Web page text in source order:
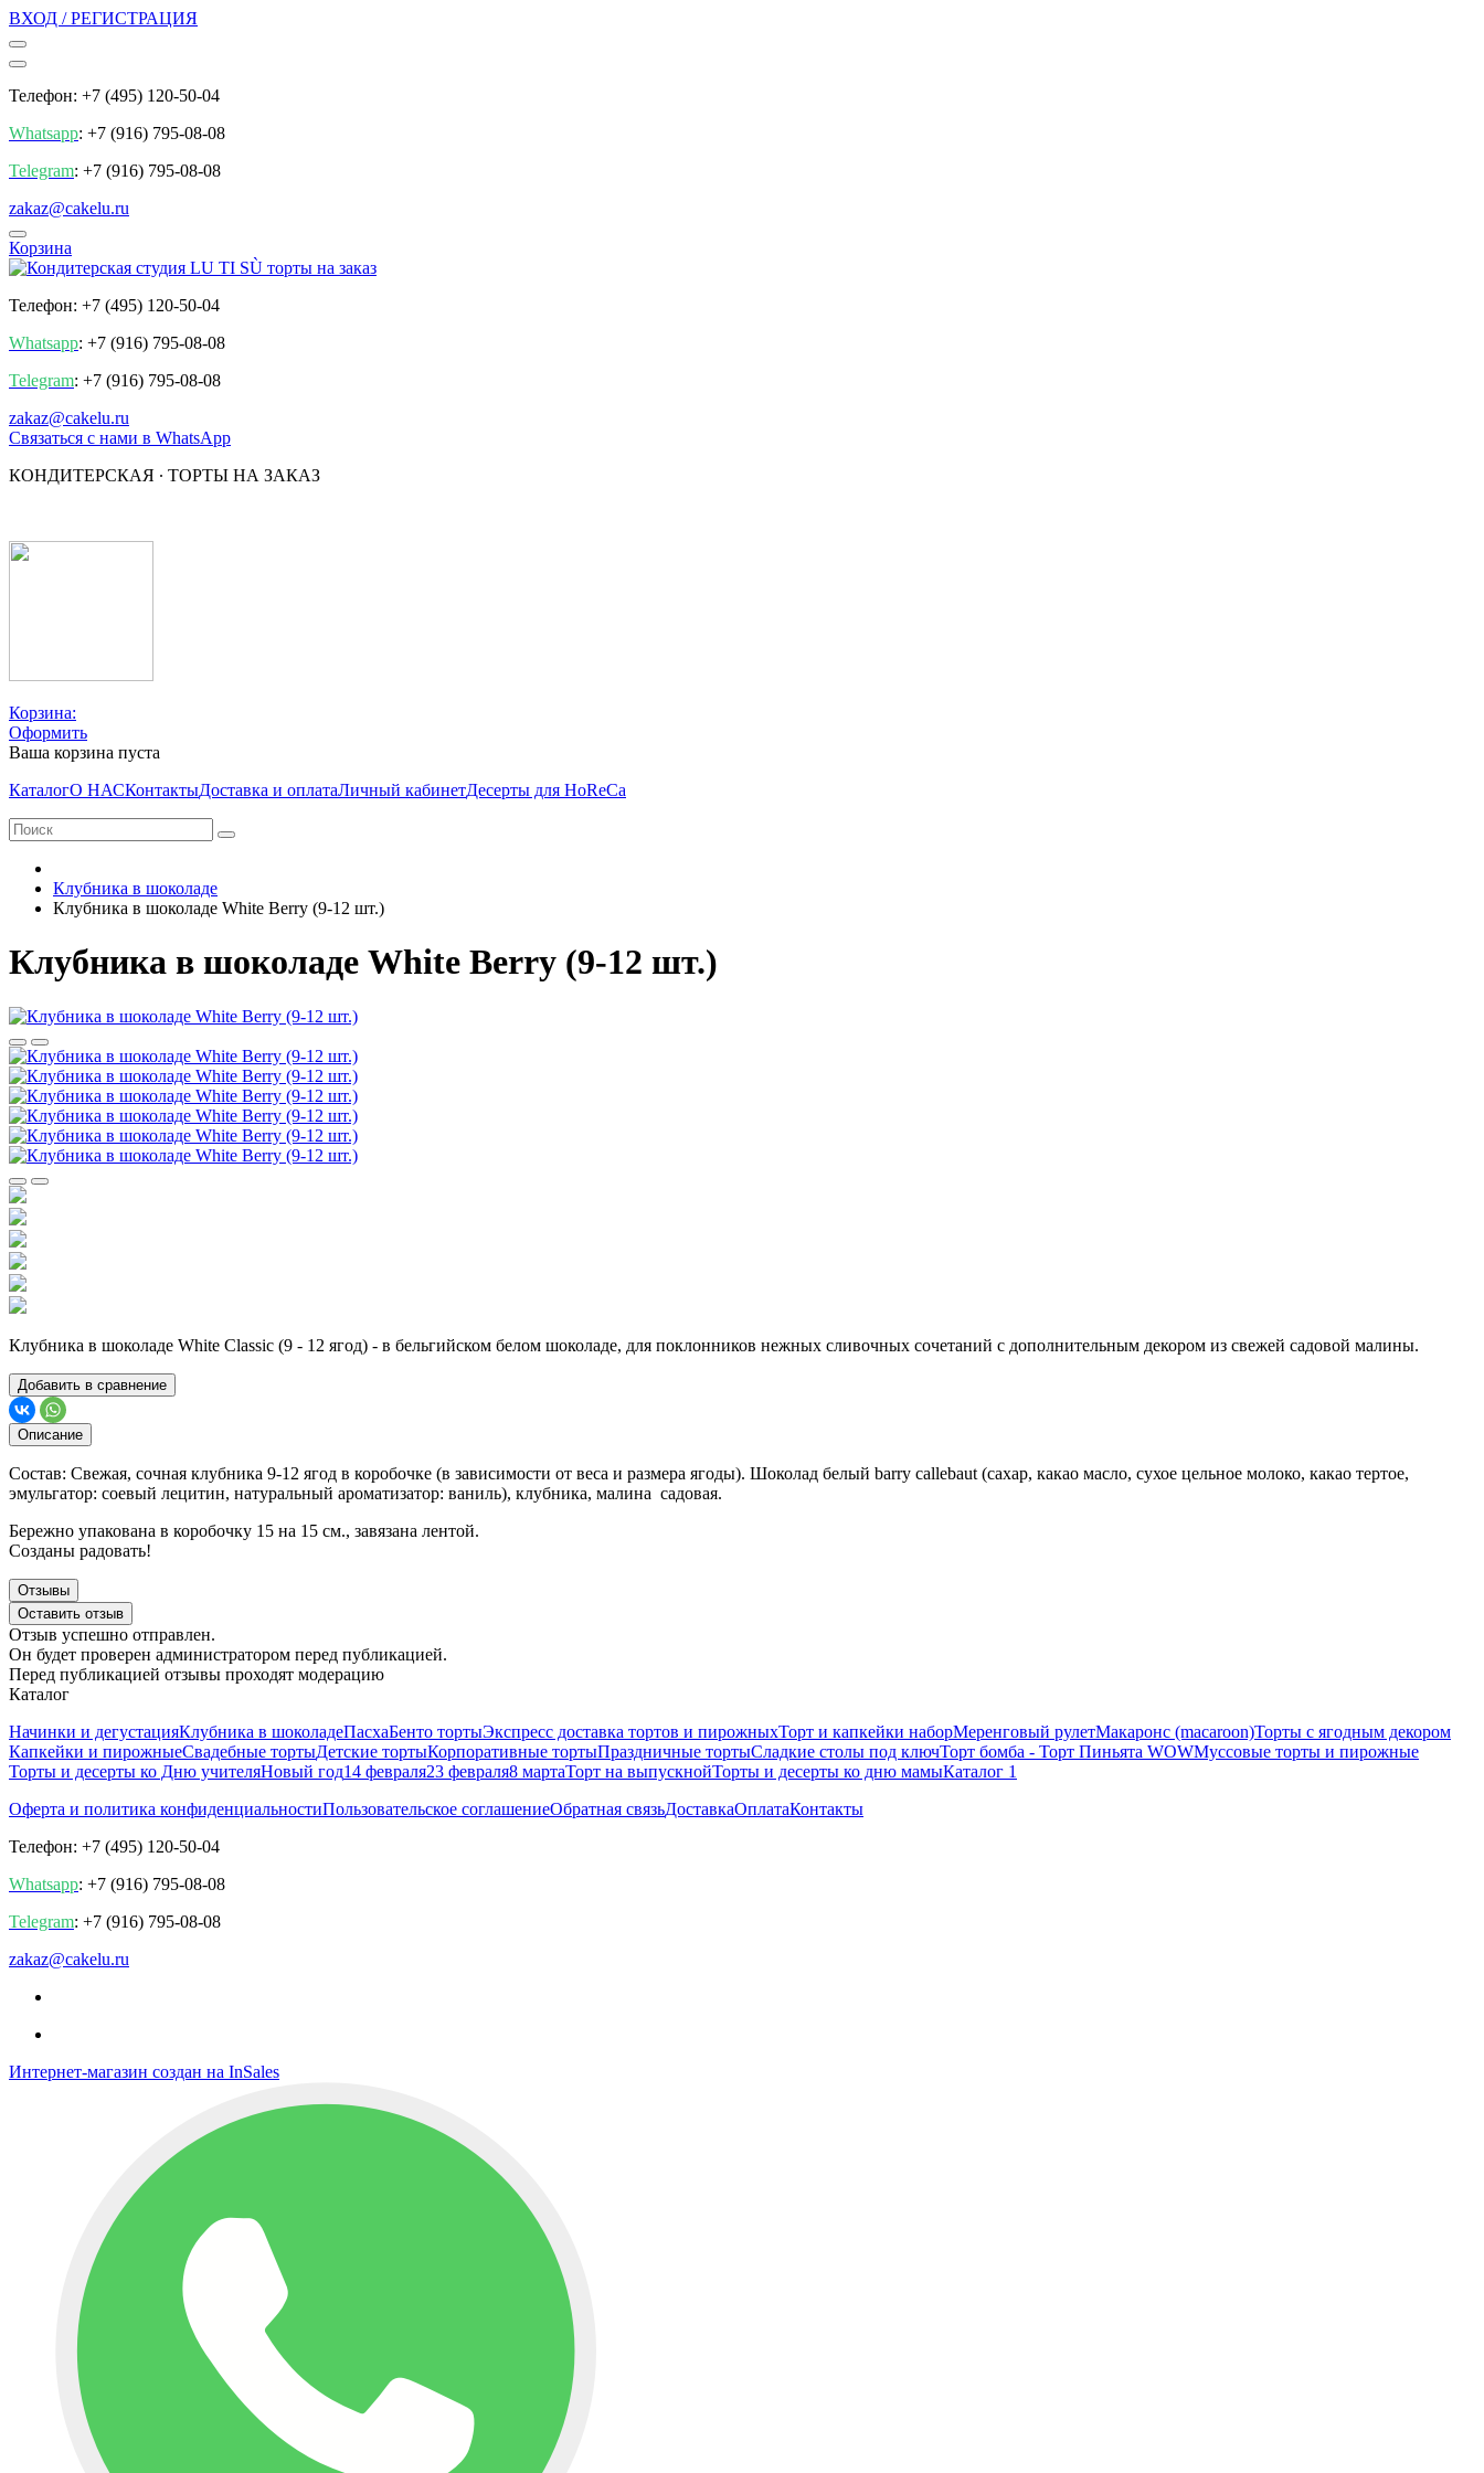
ВХОД / РЕГИСТРАЦИЯ
Телефон: +7 (495) 120-50-04
Whatsapp: +7 (916) 795-08-08
Telegram: +7 (916) 795-08-08
zakaz@cakelu.ru
Корзина
Телефон: +7 (495) 120-50-04
Whatsapp: +7 (916) 795-08-08
Telegram: +7 (916) 795-08-08
zakaz@cakelu.ru
Cвязаться с нами в WhatsApp
КОНДИТЕРСКАЯ ∙ ТОРТЫ НА ЗАКАЗ
Корзина:
Оформить
Ваша корзина пуста
КаталогО НАСКонтактыДоставка и оплатаЛичный кабинетДесерты для HoReCa
Клубника в шоколаде
Клубника в шоколаде White Berry (9-12 шт.)
Клубника в шоколаде White Berry (9-12 шт.)
Клубника в шоколаде White Classic (9 - 12 ягод) - в бельгийском белом шоколаде, для поклонников нежных сливочных сочетаний с дополнительным декором из свежей садовой малины.
Добавить в сравнение
Описание
Состав: Свежая, сочная клубника 9-12 ягод в коробочке (в зависимости от веса и размера ягоды). Шоколад белый barry callebaut (сахар, какао масло, сухое цельное молоко, какао тертое,
эмульгатор: соевый лецитин, натуральный ароматизатор: ваниль), клубника, малина садовая.
Бережно упакована в коробочку 15 на 15 см., завязана лентой.
Созданы радовать!
Отзывы
Оставить отзыв
Отзыв успешно отправлен.
Он будет проверен администратором перед публикацией.
Перед публикацией отзывы проходят модерацию
Каталог
Начинки и дегустацияКлубника в шоколадеПасхаБенто тортыЭкспресс доставка тортов и пирожныхТорт и капкейки наборМеренговый рулетМакаронс (macaroon)Торты с ягодным декором
Капкейки и пирожныеСвадебные тортыДетские тортыКорпоративные тортыПраздничные тортыСладкие столы под ключТорт бомба - Торт Пиньята WOWМуссовые торты и пирожные
Торты и десерты ко Дню учителяНовый год14 февраля23 февраля8 мартаТорт на выпускнойТорты и десерты ко дню мамыКаталог 1
Оферта и политика конфиденциальностиПользовательское соглашениеОбратная связьДоставкаОплатаКонтакты
Телефон: +7 (495) 120-50-04
Whatsapp: +7 (916) 795-08-08
Telegram: +7 (916) 795-08-08
zakaz@cakelu.ru
Интернет-магазин создан на InSales